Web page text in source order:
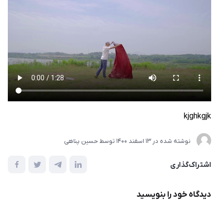
kjghkgjk
نوشته شده در 13 اسفند 1400 توسط حسین پناهی
اشتراک‌گذاری
دیدگاه خود را بنویسید